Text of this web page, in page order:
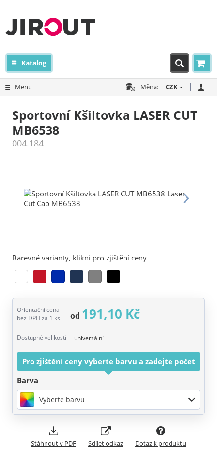
Katalog
Menu Měna: CZK
Sportovní Kšiltovka LASER CUT
MB6538
004.184
Barevné varianty, klikni pro zjištění ceny
Orientační cena
bez DPH za 1 ks
od 191,10 Kč
Dostupné velikosti univerzální
Pro zjištění ceny vyberte barvu a zadejte počet
Barva
Vyberte barvu
Stáhnout v PDF Sdílet odkaz Dotaz k produktu